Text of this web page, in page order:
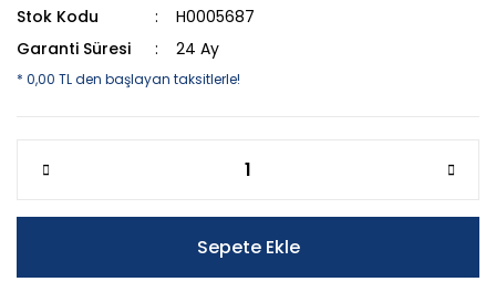
Stok Kodu
H0005687
Garanti Süresi
24 Ay
* 0,00 TL den başlayan taksitlerle!
Sepete Ekle